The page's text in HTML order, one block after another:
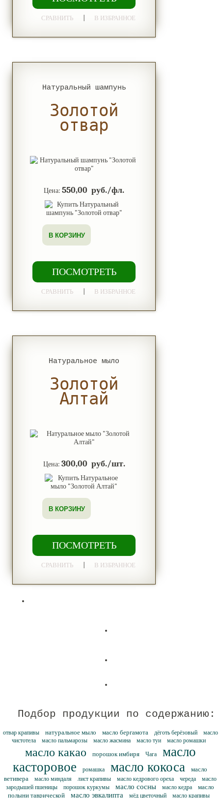
СРАВНИТЬ В ИЗБРАННОЕ
Натуральный шампунь
Золотой
отвар
Цена: 550,00 руб./фл.
В КОРЗИНУ
ПОСМОТРЕТЬ
СРАВНИТЬ В ИЗБРАННОЕ
Натуральное мыло
Золотой
Алтай
Цена: 300,00 руб./шт.
В КОРЗИНУ
ПОСМОТРЕТЬ
СРАВНИТЬ В ИЗБРАННОЕ
Подбор продукции по содержанию:
отвар крапивы натуральное мыло масло бергамота дёготь берёзовый
масло
чистотела
масло пальмарозы масло жасмина масло туи масло ромашки
масло какао порошок имбиря Чага
масло
касторовое
ромашка масло кокоса
масло
ветивера
масло миндаля лист крапивы масло кедрового ореха череда
масло
зародышей пшеницы
порошок куркумы масло сосны масло кедра
масло
полыни таврической
масло эвкалипта мёд цветочный масло крапивы